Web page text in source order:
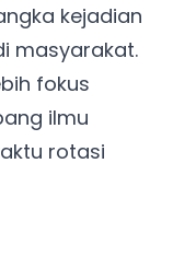
kejadian
masyarakat.
fokus
ilmu
rotasi